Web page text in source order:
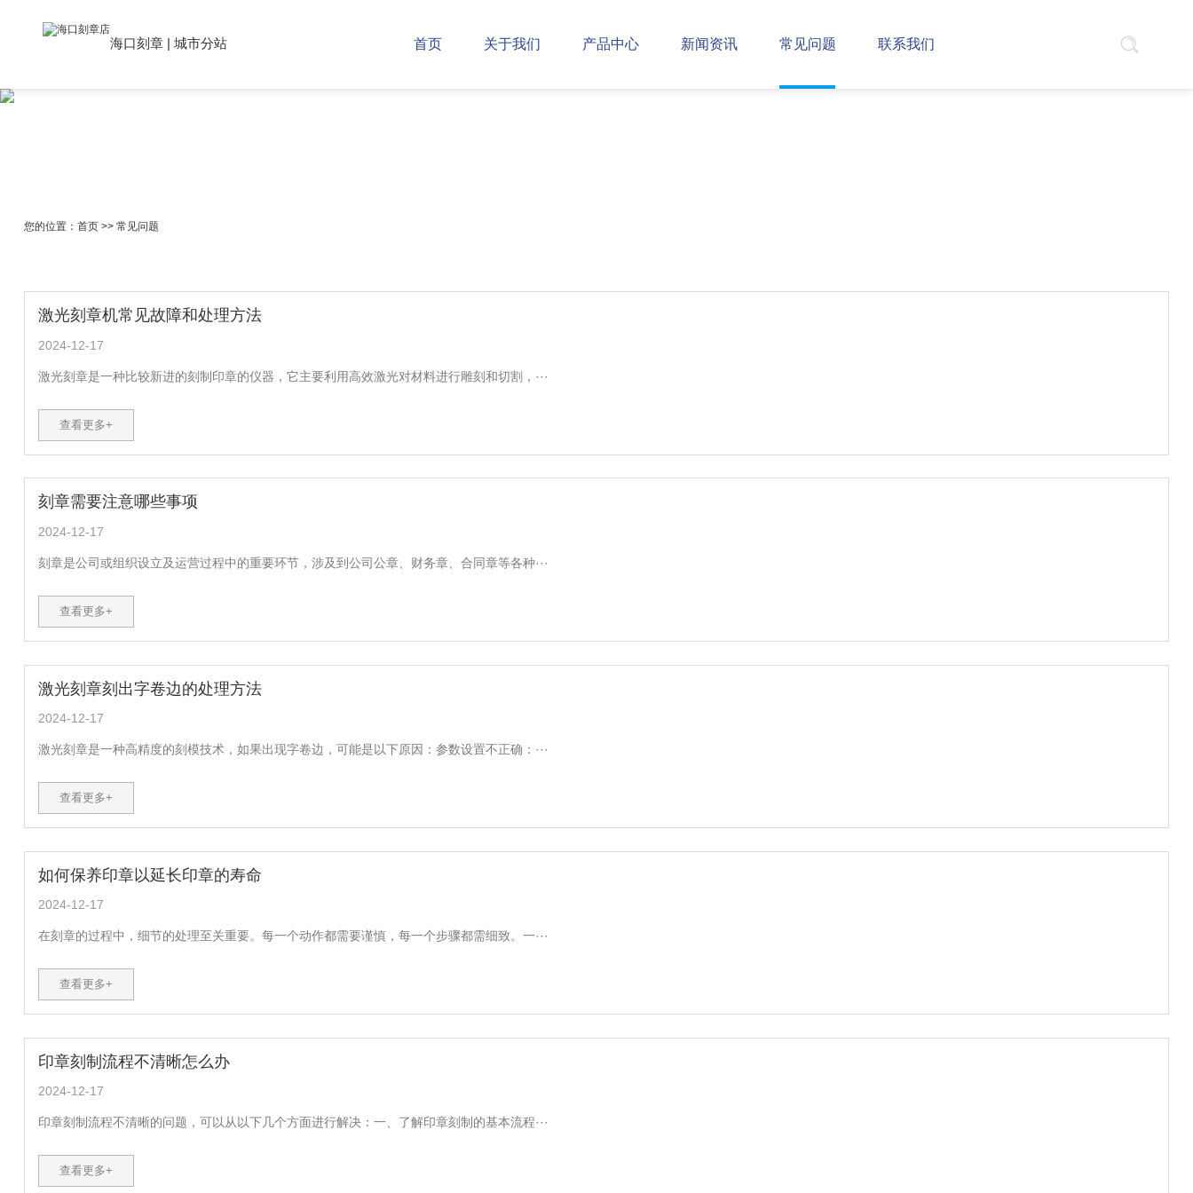
海口刻章 | 城市分站 首页 关于我们 产品中心 新闻资讯 常见问题 联系我们
您的位置： 首页>> 常见问题
激光刻章机常见故障和处理方法
2024-12-17
激光刻章是一种比较新进的刻制印章的仪器，它主要利用高效激光对材料进行雕刻和切割，···
查看更多+
刻章需要注意哪些事项
2024-12-17
刻章是公司或组织设立及运营过程中的重要环节，涉及到公司公章、财务章、合同章等各种···
查看更多+
激光刻章刻出字卷边的处理方法
2024-12-17
激光刻章是一种高精度的刻模技术，如果出现字卷边，可能是以下原因：参数设置不正确：···
查看更多+
如何保养印章以延长印章的寿命
2024-12-17
在刻章的过程中，细节的处理至关重要。每一个动作都需要谨慎，每一个步骤都需细致。一···
查看更多+
印章刻制流程不清晰怎么办
2024-12-17
印章刻制流程不清晰的问题，可以从以下几个方面进行解决：一、了解印章刻制的基本流程···
查看更多+